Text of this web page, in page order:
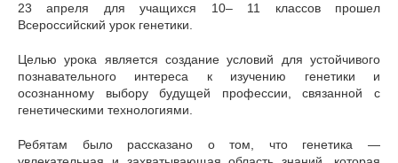
23 апреля для учащихся 10– 11 классов прошел
Всероссийский урок генетики.
Целью урока является создание условий для устойчивого
познавательного интереса к изучению генетики и
осознанному выбору будущей профессии, связанной с
генетическими технологиями.
Ребятам было рассказано о том, что генетика —